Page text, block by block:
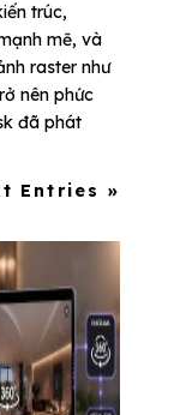
trúc,
mẽ, và
raster như
nên phức
đã phát
Entries »